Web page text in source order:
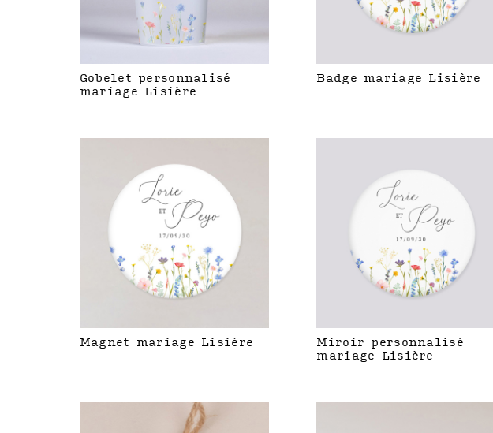
Gobelet personnalisé
mariage Lisière
Badge mariage Lisière
Magnet mariage Lisière
Miroir personnalisé
mariage Lisière